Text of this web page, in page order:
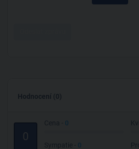
Hodnocení (0)
0
Cena - 0
Sympatie - 0